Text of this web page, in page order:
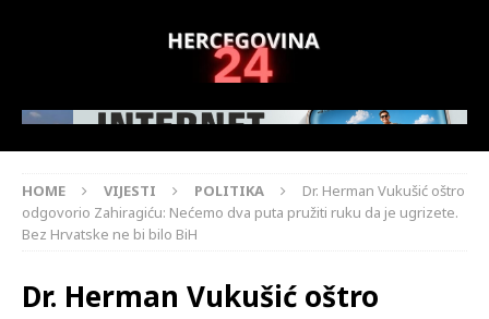
odgovorio Zahiragiću: Nećemo dva puta pružiti ruku da je ugrizete.
Bez Hrvatske ne bi bilo BiH